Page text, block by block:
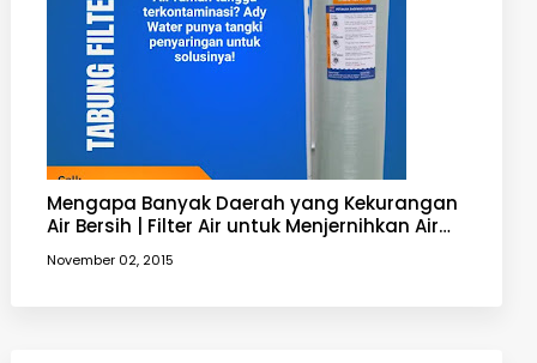
Mengapa Banyak Daerah yang Kekurangan
Air Bersih | Filter Air untuk Menjernihkan Air
November 02, 2015